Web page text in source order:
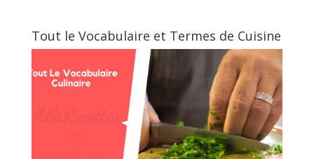
Tout le Vocabulaire et Termes de Cuisine